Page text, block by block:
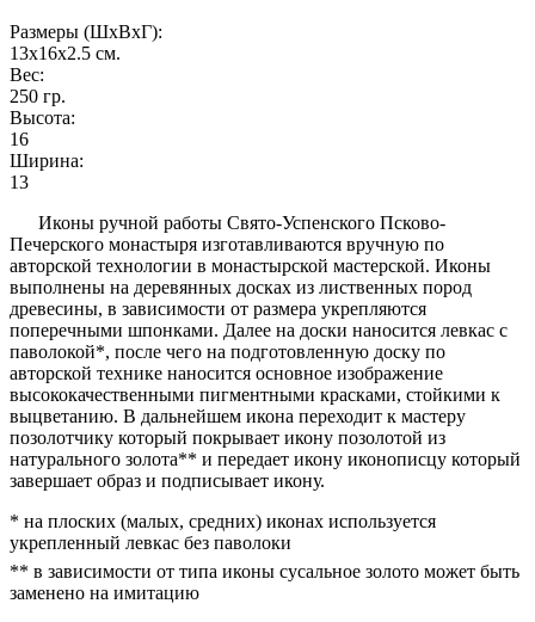
Размеры (ШxВxГ):
13x16x2.5 см.
Вес:
250 гр.
Высота:
16
Ширина:
13
Иконы ручной работы Свято-Успенского Псково-
Печерского монастыря изготавливаются вручную по
авторской технологии в монастырской мастерской. Иконы
выполнены на деревянных досках из лиственных пород
древесины, в зависимости от размера укрепляются
поперечными шпонками. Далее на доски наносится левкас с
паволокой*, после чего на подготовленную доску по
авторской технике наносится основное изображение
высококачественными пигментными красками, стойкими к
выцветанию. В дальнейшем икона переходит к мастеру
позолотчику который покрывает икону позолотой из
натурального золота** и передает икону иконописцу который
завершает образ и подписывает икону.
* на плоских (малых, средних) иконах используется
укрепленный левкас без паволоки
** в зависимости от типа иконы сусальное золото может быть
заменено на имитацию